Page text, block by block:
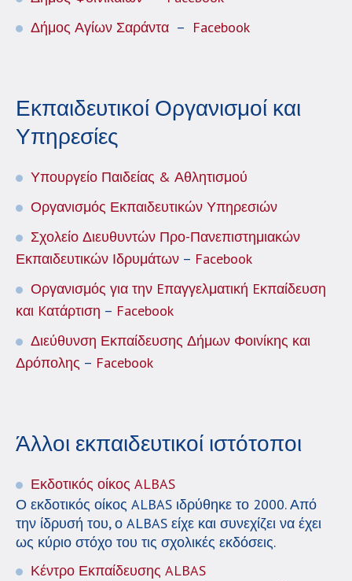
Δήμος Αγίων Σαράντα– Facebook
Εκπαιδευτικοί Οργανισμοί και
Υπηρεσίες
Υπουργείο Παιδείας & Αθλητισμού
Οργανισμός Εκπαιδευτικών Υπηρεσιών
Σχολείο Διευθυντών Προ-Πανεπιστημιακών
Εκπαιδευτικών Ιδρυμάτων– Facebook
Οργανισμός για την Eπαγγελματική Eκπαίδευση
και Kατάρτιση – Facebook
Διεύθυνση Εκπαίδευσης Δήμων Φοινίκης και
Δρόπολης – Facebook
Άλλοι εκπαιδευτικοί ιστότοποι
Εκδοτικός οίκος ALBAS
Ο εκδοτικός οίκος ALBAS ιδρύθηκε το 2000. Από
την ίδρυσή του, ο ALBAS είχε και συνεχίζει να έχει
ως κύριο στόχο του τις σχολικές εκδόσεις.
Κέντρο Εκπαίδευσης ALBAS